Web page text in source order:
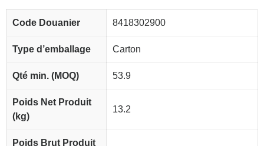
Code Douanier 8418302900
Type d’emballage Carton
Qté min. (MOQ) 53.9
Poids Net Produit
(kg)
13.2
Poids Brut Produit